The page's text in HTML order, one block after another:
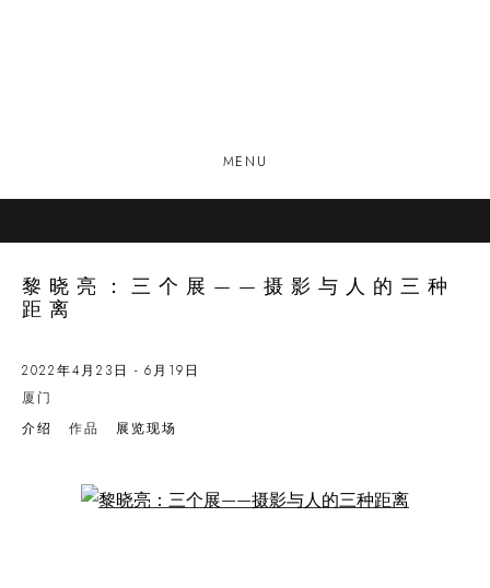
MENU
黎晓亮：三个展——摄影与人的三种
距离
2022年4月23日 - 6月19日
厦门
介绍
作品 展览现场
Open a larger version of the following image in a popup: